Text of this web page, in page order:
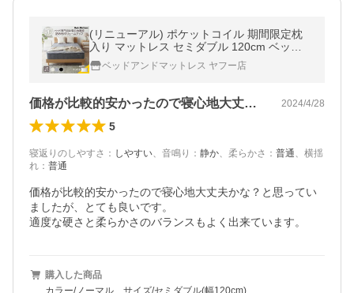
(リニューアル) ポケットコイル 期間限定枕
入り マットレス セミダブル 120cm ベッド
マットレス エッジサポート エッジ線径2.3m
m スプリング EN101P
ベッドアンドマットレス ヤフー店
価格が比較的安かったので寝心地大丈夫か… 2024/4/28
5
寝返りのしやすさ ： しやすい、 音鳴り ： 静か、 柔らかさ ： 普通、 横揺
れ ： 普通
価格が比較的安かったので寝心地大丈夫かな？と思ってい
ましたが、とても良いです。
適度な硬さと柔らかさのバランスもよく出来ています。
購入した商品
カラー/ノーマル、サイズ/セミダブル(幅120cm)